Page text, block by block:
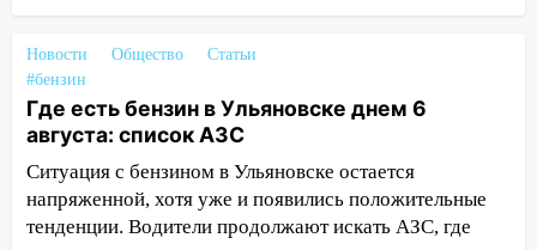
коррупционной схемы при ЦГКБ
отправили в колонию на 7 и 8 лет
09:52 Ночью беспилотники сбили над
соседними Татарстаном и Саратовской
областью
09:41 Диана Шурыгина уверовала в
Новости Общество
Статьи
#бензин
Где есть бензин в Ульяновске днем 6
августа: список АЗС
Ситуация с бензином в Ульяновске остается
напряженной, хотя уже и появились положительные
тенденции. Водители продолжают искать АЗС, где